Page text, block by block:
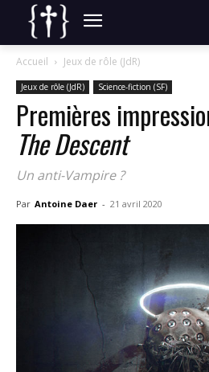
Accueil Jeux de rôle (JdR)
Jeux de rôle (JdR) Science-fiction (SF)
Premières
The Descent
Un anti-Vampire?
Par Antoine Daer - 21 avril 2020